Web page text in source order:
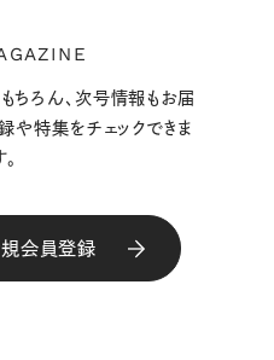
ちろん、次号情報もお届
や特集をチェックできま
会員登録